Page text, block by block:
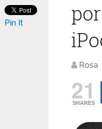
Rosa
21
SHARES
Pin It